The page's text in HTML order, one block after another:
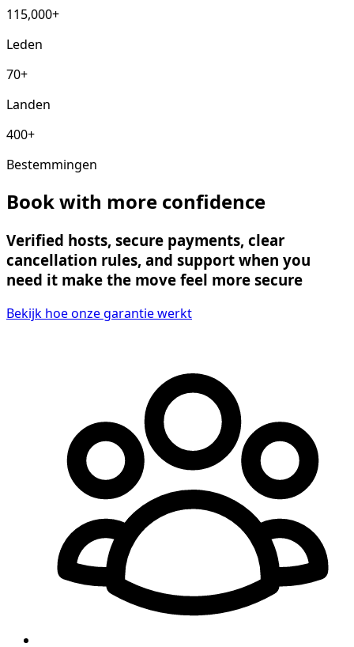
115,000+
Leden
70+
Landen
400+
Bestemmingen
Book with more confidence
Verified hosts, secure payments, clear
cancellation rules, and support when you
need it make the move feel more secure
Bekijk hoe onze garantie werkt